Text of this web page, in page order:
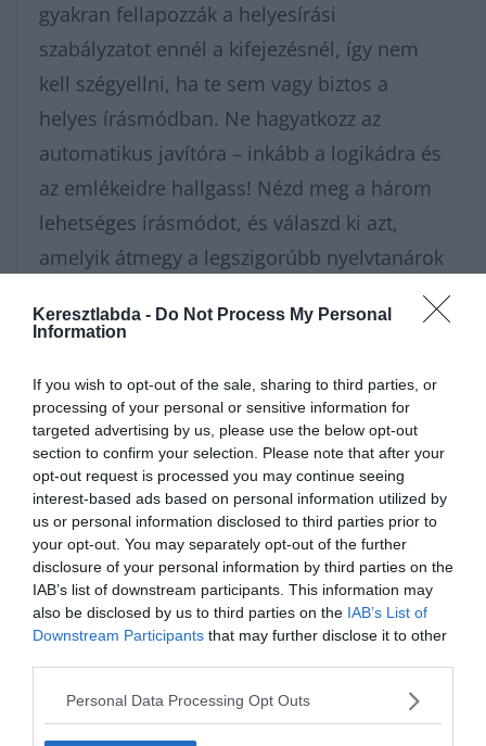
Keresztlabda - Do Not Process My Personal
Information
If you wish to opt-out of the sale, sharing to third parties, or
processing of your personal or sensitive information for
targeted advertising by us, please use the below opt-out
section to confirm your selection. Please note that after your
opt-out request is processed you may continue seeing
interest-based ads based on personal information utilized by
us or personal information disclosed to third parties prior to
your opt-out. You may separately opt-out of the further
disclosure of your personal information by third parties on the
IAB’s list of downstream participants. This information may
also be disclosed by us to third parties on the IAB’s List of
Downstream Participants that may further disclose it to other
Personal Data Processing Opt Outs
gyakran fellapozzák a helyesírási
szabályzatot ennél a kifejezésnél, így nem
kell szégyellni, ha te sem vagy biztos a
helyes írásmódban. Ne hagyatkozz az
automatikus javítóra – inkább a logikádra és
az emlékeidre hallgass! Nézd meg a három
lehetséges írásmódot, és válaszd ki azt,
amelyik átmegy a legszigorúbb nyelvtanárok
napi játékokat találhatsz.